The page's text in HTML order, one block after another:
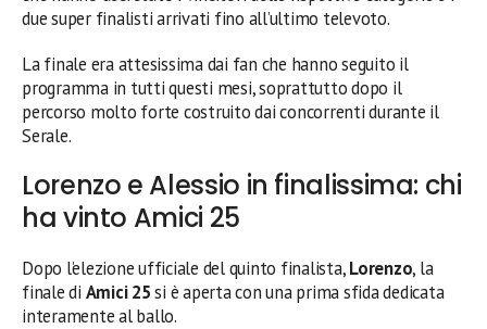
due super finalisti arrivati fino all’ultimo televoto.
La finale era attesissima dai fan che hanno seguito il
programma in tutti questi mesi, soprattutto dopo il
percorso molto forte costruito dai concorrenti durante il
Serale.
Lorenzo e Alessio in finalissima: chi
ha vinto Amici 25
Dopo l’elezione ufficiale del quinto finalista,Lorenzo, la
finale di Amici 25si è aperta con una prima sfida dedicata
interamente al ballo.